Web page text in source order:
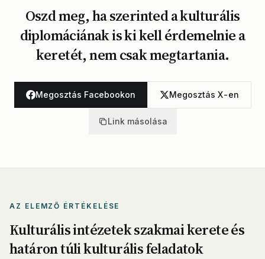
Oszd meg, ha szerinted a kulturális
diplomáciának is ki kell érdemelnie a
keretét, nem csak megtartania.
Megosztás Facebookon Megosztás X-en
Link másolása
AZ ELEMZŐ ÉRTÉKELÉSE
Kulturális intézetek szakmai kerete és
határon túli kulturális feladatok